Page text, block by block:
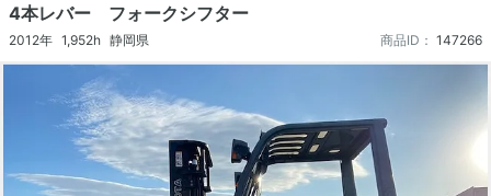
4本レバー フォークシフター
2012年 1,952h 静岡県 商品ID： 147266